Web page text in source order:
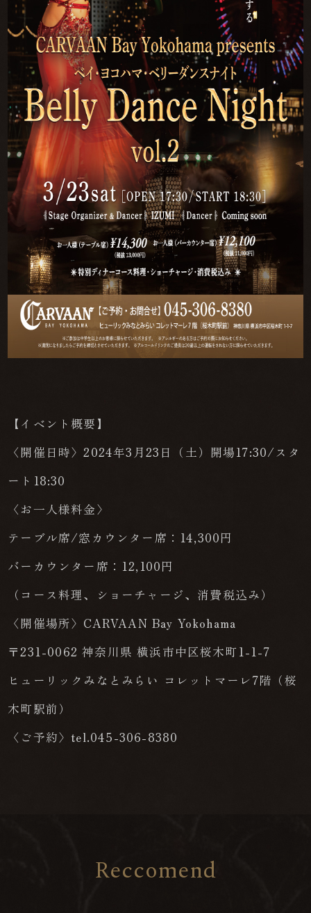
【イベント概要】
〈開催日時〉2024年3月23日（土）開場17:30/スタ
ート18:30
〈お一人様料金〉
テーブル席/窓カウンター席：14,300円
バーカウンター席：12,100円
（コース料理、ショーチャージ、消費税込み）
〈開催場所〉CARVAAN Bay Yokohama
〒231-0062 神奈川県 横浜市中区桜木町1-1-7
ヒューリックみなとみらい コレットマーレ7階（桜
木町駅前）
〈ご予約〉tel.045-306-8380
Reccomend